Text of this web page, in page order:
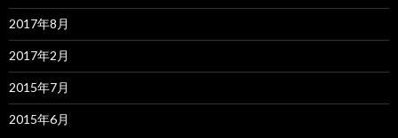
2017年8月
2017年2月
2015年7月
2015年6月